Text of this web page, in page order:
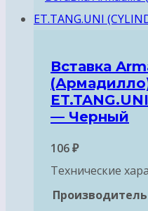
Вставка
— Черный
106₽
Технические
Производитель